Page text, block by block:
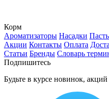
Корм
Ароматизаторы Насадки
Акции Контакты Оплата
Статьи Бренды Словарь
Подпишитесь
Будьте в курсе новинок,